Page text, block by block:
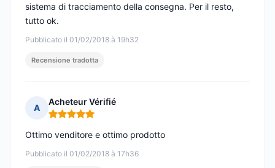
Pubblicato il 01/02/2018 à 19h32
sistema di tracciamento della consegna. Per il resto,
tutto ok.
Recensione tradotta
A
Acheteur Vérifié
Nota: 5 su 5
Pubblicato il 01/02/2018 à 17h36
Ottimo venditore e ottimo prodotto